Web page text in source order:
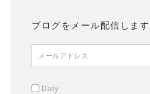
ブログをメール配信します
Daily